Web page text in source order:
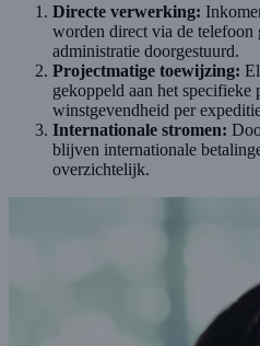
Directe verwerking:
worden direct via de telefoon
administratie doorgestuurd.
Projectmatige toewijzing:
gekoppeld aan het
winstgevendheid per
Internationale stromen:
blijven internationale
overzichtelijk.